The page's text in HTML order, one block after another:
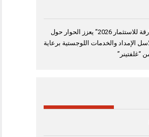
“منتدى الشارقة للاستثمار 2026” يعزز الحوار حول
الإمداد والخدمات اللوجستية برعاية
“غلفتينر”